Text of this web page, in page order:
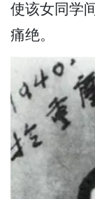
使该女同学
痛绝。